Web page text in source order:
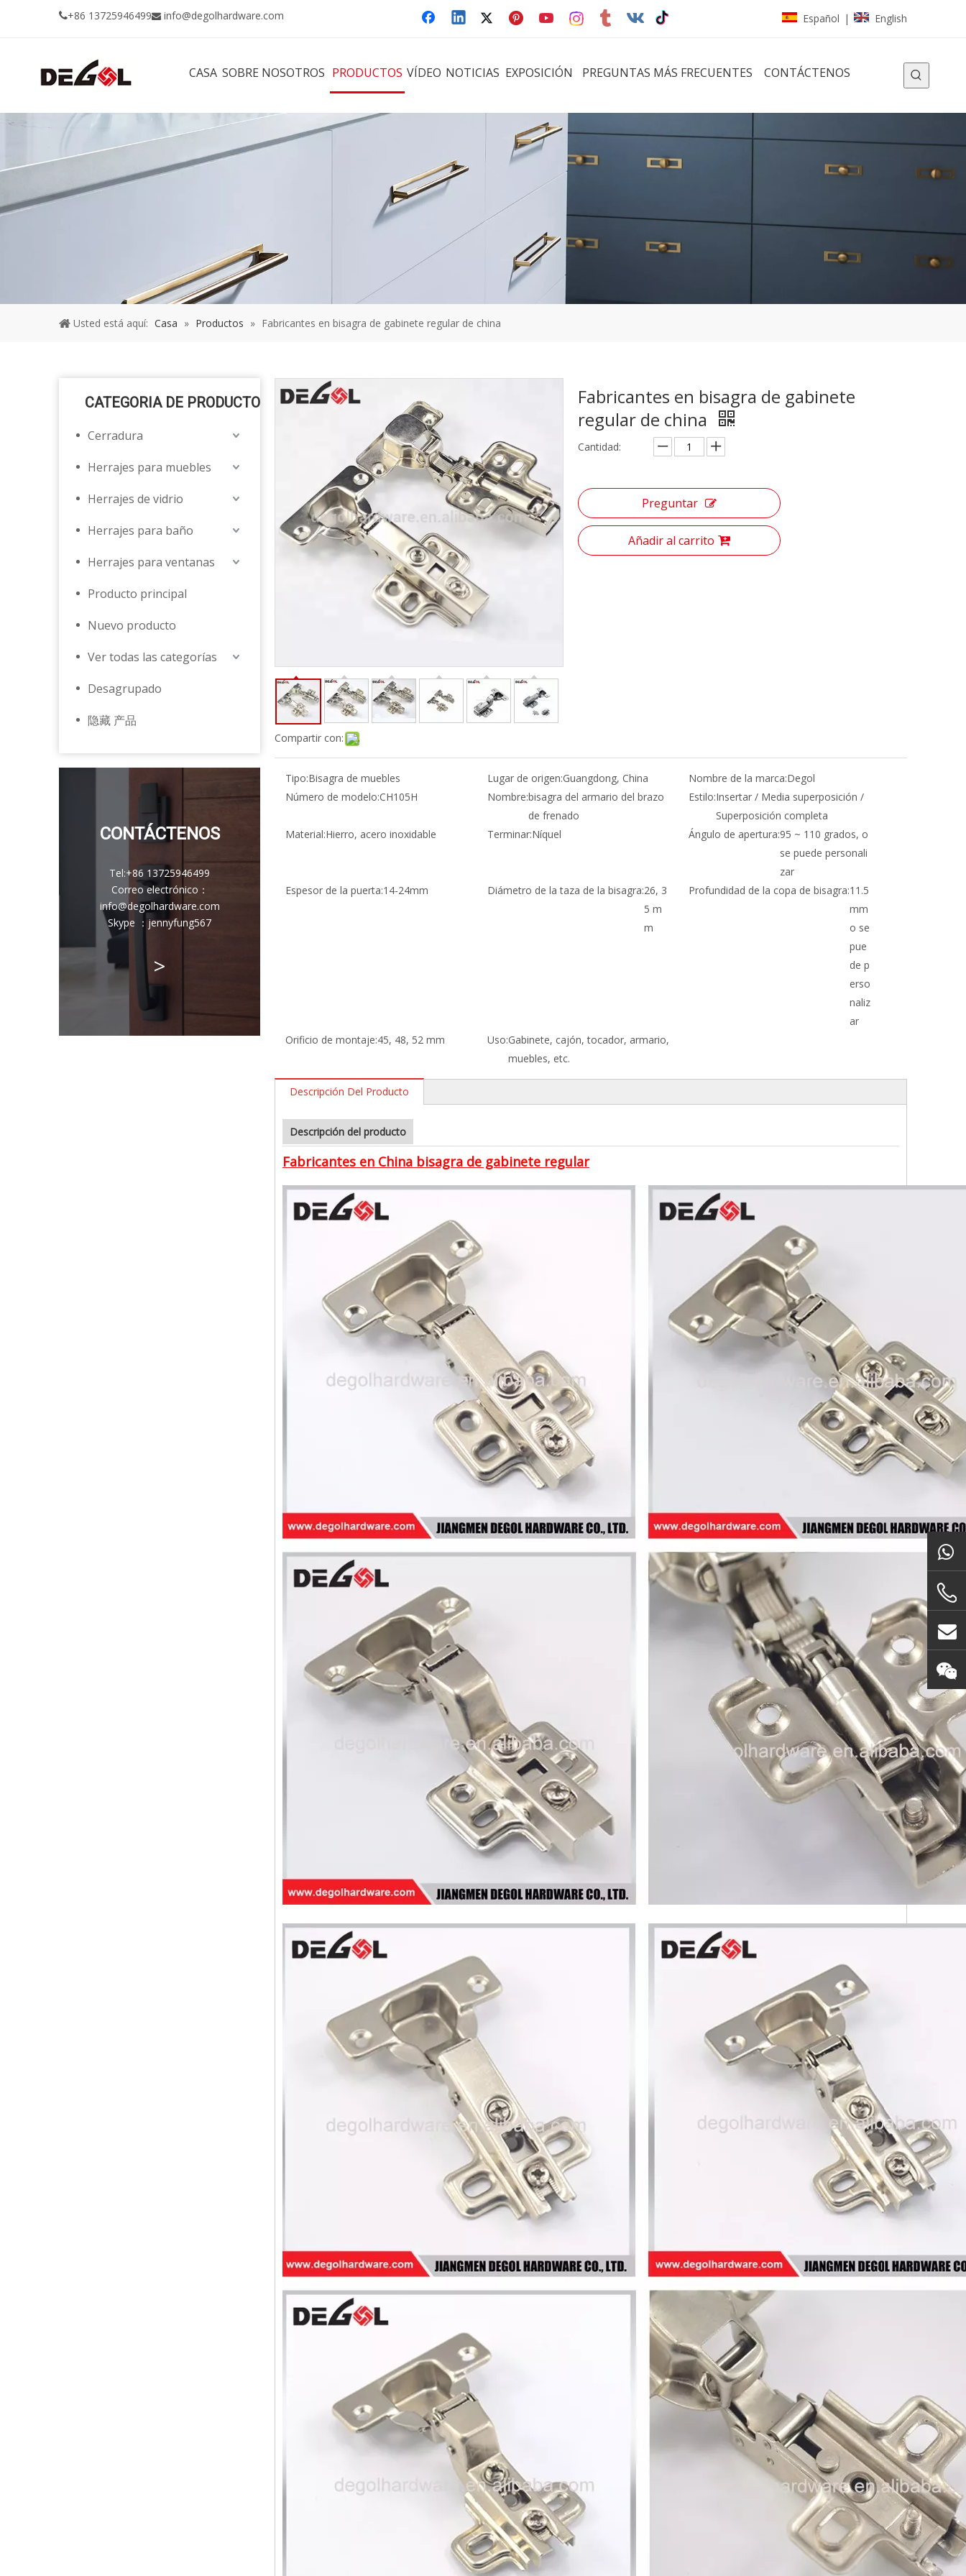
+86 13725946499 info@degolhardware.com Español | English
CASA SOBRE NOSOTROS PRODUCTOS VÍDEO NOTICIAS EXPOSICIÓN PREGUNTAS MÁS FRECUENTES CONTÁCTENOS
Usted está aquí: Casa » Productos » Fabricantes en bisagra de gabinete regular de china
CATEGORIA DE PRODUCTO
Cerradura
Herrajes para muebles
Herrajes de vidrio
Herrajes para baño
Herrajes para ventanas
Producto principal
Nuevo producto
Ver todas las categorías
Desagrupado
隐藏 产品
CONTÁCTENOS
Tel:+86 13725946499
Correo electrónico ：
info@degolhardware.com
Skype ：jennyfung567
>
Compartir con:
Fabricantes en bisagra de gabinete
regular de china
Cantidad:
Preguntar
Añadir al carrito
Tipo:Bisagra de muebles Lugar de origen:Guangdong, China Nombre de la marca:Degol
Número de modelo:CH105H Nombre:bisagra del armario del brazo
de frenado
Estilo:Insertar / Media superposición /
Superposición completa
Material:Hierro, acero inoxidable Terminar:Níquel Ángulo de apertura:95 ~ 110 grados, o
se puede personali
zar
Espesor de la puerta:14-24mm Diámetro de la taza de la bisagra:26, 3
5 m
m
Profundidad de la copa de bisagra:11.5
mm
o se
pue
de p
erso
naliz
ar
Orificio de montaje:45, 48, 52 mm Uso:Gabinete, cajón, tocador, armario,
muebles, etc.
Descripción Del Producto
Descripción del producto
Fabricantes en China bisagra de gabinete regular